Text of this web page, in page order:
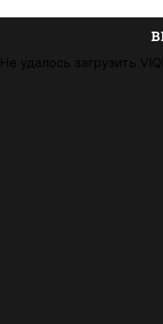
Не удалось загрузить